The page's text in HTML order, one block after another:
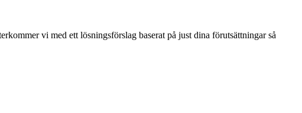
vi med ett lösningsförslag baserat på just dina förutsättningar så